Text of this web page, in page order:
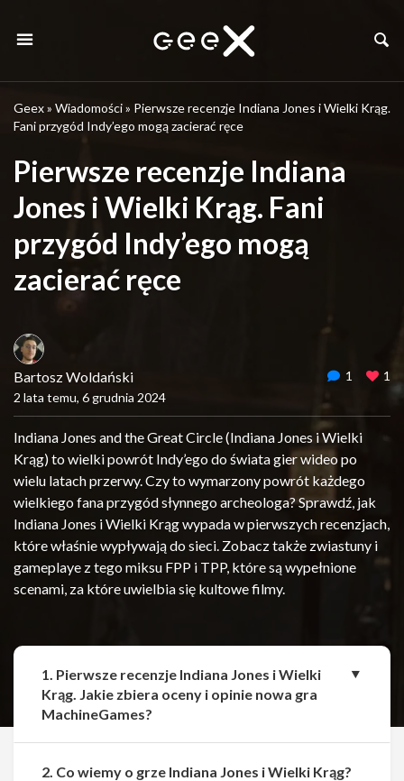
Geex» Wiadomości» Pierwsze recenzje Indiana Jones i Wielki Krąg.
Fani przygód Indy’ego mogą zacierać ręce
Pierwsze recenzje Indiana
Jones i Wielki Krąg. Fani
przygód Indy’ego mogą
zacierać ręce
Bartosz Woldański
2 lata temu, 6 grudnia 2024
1 1
Indiana Jones and the Great Circle (Indiana Jones i Wielki
Krąg) to wielki powrót Indy’ego do świata gier wideo po
wielu latach przerwy. Czy to wymarzony powrót każdego
wielkiego fana przygód słynnego archeologa? Sprawdź, jak
Indiana Jones i Wielki Krąg wypada w pierwszych recenzjach,
które właśnie wypływają do sieci. Zobacz także zwiastuny i
gameplaye z tego miksu FPP i TPP, które są wypełnione
scenami, za które uwielbia się kultowe filmy.
1. Pierwsze recenzje Indiana Jones i Wielki
Krąg. Jakie zbiera oceny i opinie nowa gra
MachineGames?
2. Co wiemy o grze Indiana Jones i Wielki Krąg?